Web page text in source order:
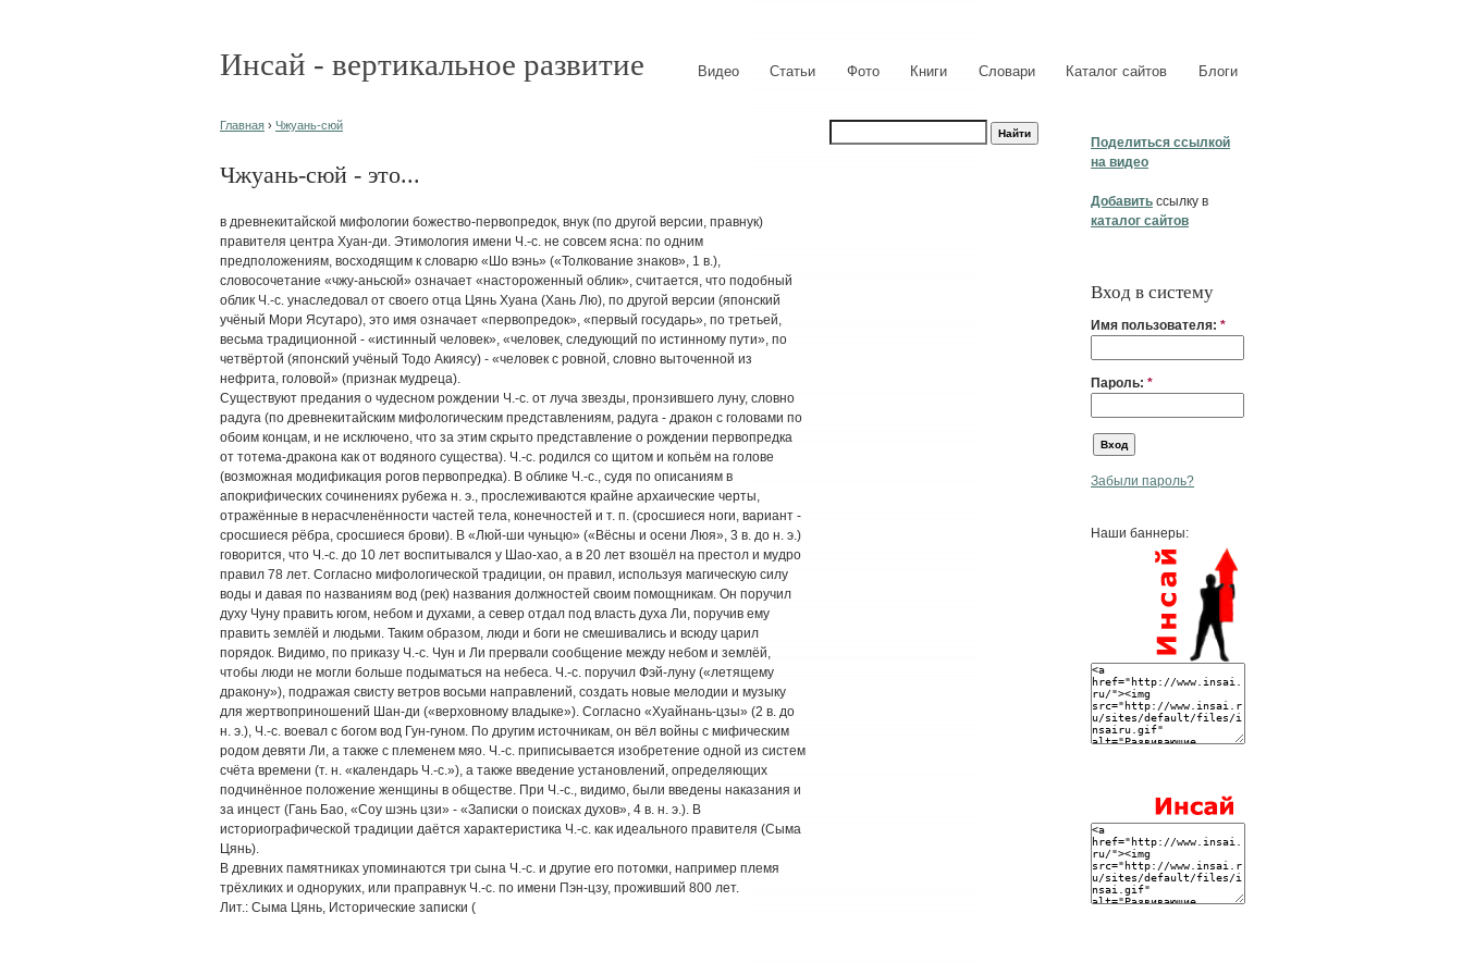
Инсай - вертикальное развитие Видео Статьи Фото Книги Словари Каталог сайтов Блоги
Поделиться ссылкой
на видео
Добавить ссылку в
каталог сайтов
Вход в систему
Имя пользователя: *
Пароль: *
Забыли пароль?
Наши баннеры:
Главная › Чжуань-сюй
Чжуань-сюй - это...
в древнекитайской мифологии божество-первопредок, внук (по другой версии, правнук)
правителя центра Хуан-ди. Этимология имени Ч.-с. не совсем ясна: по одним
предположениям, восходящим к словарю «Шо вэнь» («Толкование знаков», 1 в.),
словосочетание «чжу-аньсюй» означает «настороженный облик», считается, что подобный
облик Ч.-с. унаследовал от своего отца Цянь Хуана (Хань Лю), по другой версии (японский
учёный Мори Ясутаро), это имя означает «первопредок», «первый государь», по третьей,
весьма традиционной - «истинный человек», «человек, следующий по истинному пути», по
четвёртой (японский учёный Тодо Акиясу) - «человек с ровной, словно выточенной из
нефрита, головой» (признак мудреца).
Существуют предания о чудесном рождении Ч.-с. от луча звезды, пронзившего луну, словно
радуга (по древнекитайским мифологическим представлениям, радуга - дракон с головами по
обоим концам, и не исключено, что за этим скрыто представление о рождении первопредка
от тотема-дракона как от водяного существа). Ч.-с. родился со щитом и копьём на голове
(возможная модификация рогов первопредка). В облике Ч.-с., судя по описаниям в
апокрифических сочинениях рубежа н. э., прослеживаются крайне архаические черты,
отражённые в нерасчленённости частей тела, конечностей и т. п. (сросшиеся ноги, вариант -
сросшиеся рёбра, сросшиеся брови). В «Люй-ши чуньцю» («Вёсны и осени Люя», 3 в. до н. э.)
говорится, что Ч.-с. до 10 лет воспитывался у Шао-хао, а в 20 лет взошёл на престол и мудро
правил 78 лет. Согласно мифологической традиции, он правил, используя магическую силу
воды и давая по названиям вод (рек) названия должностей своим помощникам. Он поручил
духу Чуну править югом, небом и духами, а север отдал под власть духа Ли, поручив ему
править землёй и людьми. Таким образом, люди и боги не смешивались и всюду царил
порядок. Видимо, по приказу Ч.-с. Чун и Ли прервали сообщение между небом и землёй,
чтобы люди не могли больше подыматься на небеса. Ч.-с. поручил Фэй-луну («летящему
дракону»), подражая свисту ветров восьми направлений, создать новые мелодии и музыку
для жертвоприношений Шан-ди («верховному владыке»). Согласно «Хуайнань-цзы» (2 в. до
н. э.), Ч.-с. воевал с богом вод Гун-гуном. По другим источникам, он вёл войны с мифическим
родом девяти Ли, а также с племенем мяо. Ч.-с. приписывается изобретение одной из систем
счёта времени (т. н. «календарь Ч.-с.»), а также введение установлений, определяющих
подчинённое положение женщины в обществе. При Ч.-с., видимо, были введены наказания и
за инцест (Гань Бао, «Coy шэнь цзи» - «Записки о поисках духов», 4 в. н. э.). В
историографической традиции даётся характеристика Ч.-с. как идеального правителя (Сыма
Цянь).
В древних памятниках упоминаются три сына Ч.-с. и другие его потомки, например племя
трёхликих и одноруких, или праправнук Ч.-с. по имени Пэн-цзу, проживший 800 лет.
Лит.: Сыма Цянь, Исторические записки (